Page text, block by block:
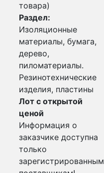
товара)
Раздел:
Изоляционные
материалы, бумага,
дерево,
пиломатериалы.
Резинотехнические
изделия, пластины
Лот с открытой
ценой
Информация о
заказчике доступна
только
зарегистрированным